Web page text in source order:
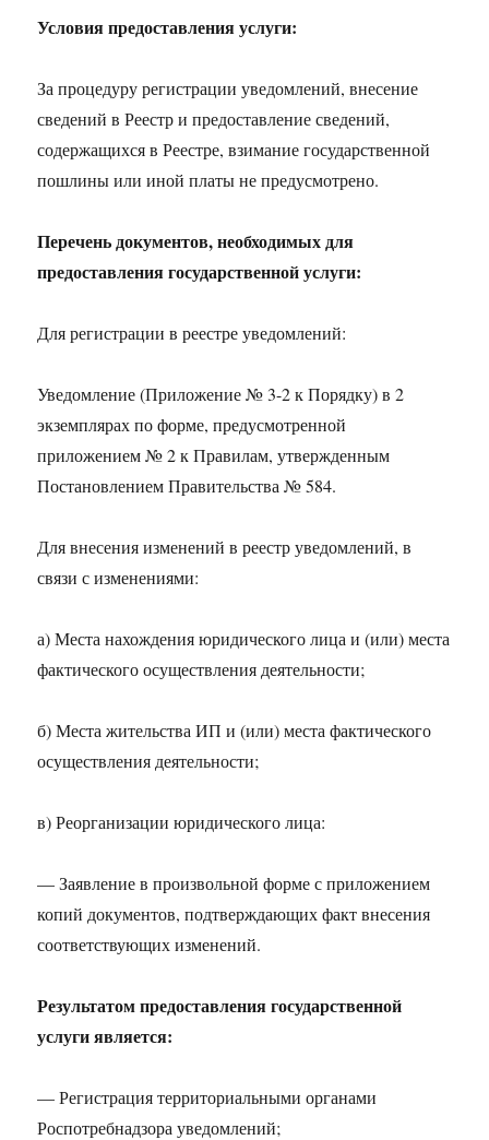
Условия предоставления услуги:
За процедуру регистрации уведомлений, внесение
сведений в Реестр и предоставление сведений,
содержащихся в Реестре, взимание государственной
пошлины или иной платы не предусмотрено.
Перечень документов, необходимых для
предоставления государственной услуги:
Для регистрации в реестре уведомлений:
Уведомление (Приложение № 3-2 к Порядку) в 2
экземплярах по форме, предусмотренной
приложением № 2 к Правилам, утвержденным
Постановлением Правительства № 584.
Для внесения изменений в реестр уведомлений, в
связи с изменениями:
а) Места нахождения юридического лица и (или) места
фактического осуществления деятельности;
б) Места жительства ИП и (или) места фактического
осуществления деятельности;
в) Реорганизации юридического лица:
— Заявление в произвольной форме с приложением
копий документов, подтверждающих факт внесения
соответствующих изменений.
Результатом предоставления государственной
услуги является:
— Регистрация территориальными органами
Роспотребнадзора уведомлений;